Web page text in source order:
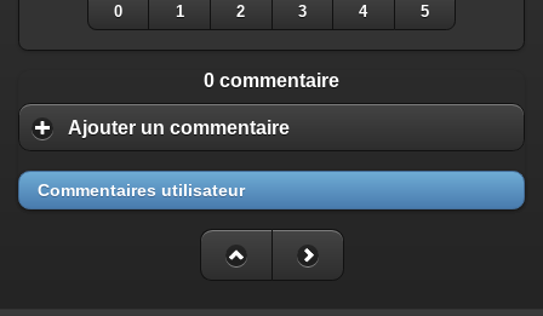
0 1 2 3 4 5
0 commentaire
Ajouter un commentaire
Commentaires utilisateur